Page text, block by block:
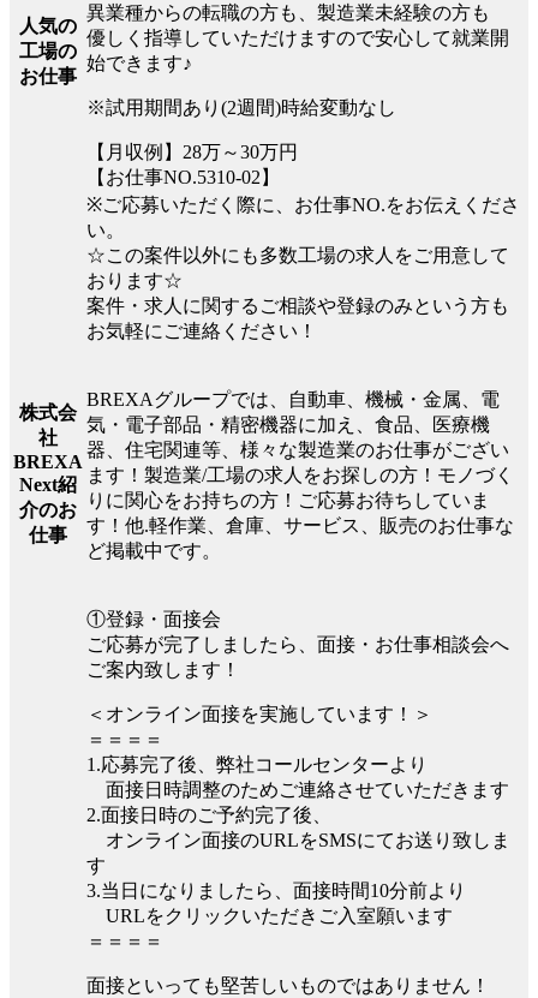
人気の
工場の
お仕事
異業種からの転職の方も、製造業未経験の方も
優しく指導していただけますので安心して就業開
始できます♪
※試用期間あり(2週間)時給変動なし
【月収例】28万～30万円
【お仕事NO.5310-02】
※ご応募いただく際に、お仕事NO.をお伝えくださ
い。
☆この案件以外にも多数工場の求人をご用意して
おります☆
案件・求人に関するご相談や登録のみという方も
お気軽にご連絡ください！
株式会
社
BREXA
Next紹
介のお
仕事
BREXAグループでは、自動車、機械・金属、電
気・電子部品・精密機器に加え、食品、医療機
器、住宅関連等、様々な製造業のお仕事がござい
ます！製造業/工場の求人をお探しの方！モノづく
りに関心をお持ちの方！ご応募お待ちしていま
す！他.軽作業、倉庫、サービス、販売のお仕事な
ど掲載中です。
①登録・面接会
ご応募が完了しましたら、面接・お仕事相談会へ
ご案内致します！
＜オンライン面接を実施しています！＞
＝＝＝＝
1.応募完了後、弊社コールセンターより
面接日時調整のためご連絡させていただきます
2.面接日時のご予約完了後、
オンライン面接のURLをSMSにてお送り致しま
す
3.当日になりましたら、面接時間10分前より
URLをクリックいただきご入室願います
＝＝＝＝
面接といっても堅苦しいものではありません！